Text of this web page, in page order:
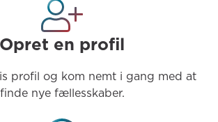
Opret en profil
profil og kom nemt i gang med at
finde nye fællesskaber.